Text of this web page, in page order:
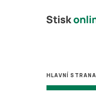
HLAVNÍ STRANA